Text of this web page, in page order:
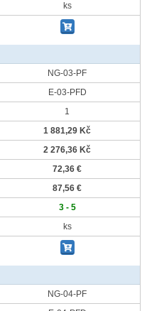
ks
NG-03-PF
E-03-PFD
1
1 881,29 Kč
2 276,36 Kč
72,36 €
87,56 €
3 - 5
ks
NG-04-PF